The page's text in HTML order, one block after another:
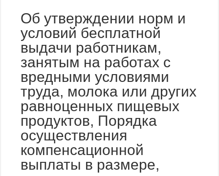
Об утверждении норм и
условий бесплатной
выдачи работникам,
занятым на работах с
вредными условиями
труда, молока или других
равноценных пищевых
продуктов, Порядка
осуществления
компенсационной
выплаты в размере,